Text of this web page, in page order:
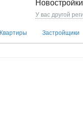
У вас другой
Квартиры Застройщики